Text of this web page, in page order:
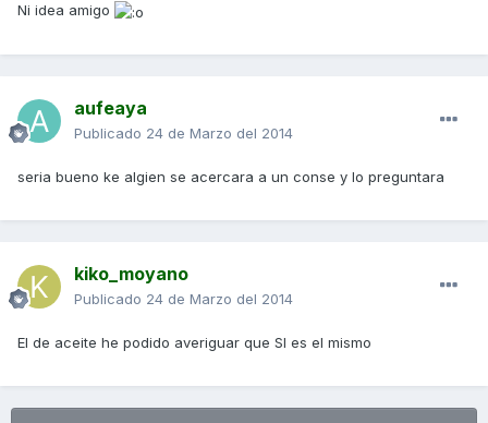
Ni idea amigo
aufeaya
Publicado 24 de Marzo del 2014
seria bueno ke algien se acercara a un conse y lo preguntara
kiko_moyano
Publicado 24 de Marzo del 2014
El de aceite he podido averiguar que SI es el mismo